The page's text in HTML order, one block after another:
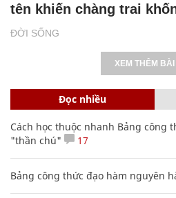
ĐỜI SỐNG
tên khiến chàng trai
XEM THÊM BÀI
Đọc nhiều
Cách học thuộc nhanh Bảng công
"thần chú"
17
Bảng công thức đạo hàm nguyên